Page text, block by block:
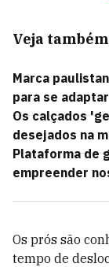
Veja também
Marca
para se
Os calçados
desejados na
Plataforma de
empreender
Os prós são
tempo de